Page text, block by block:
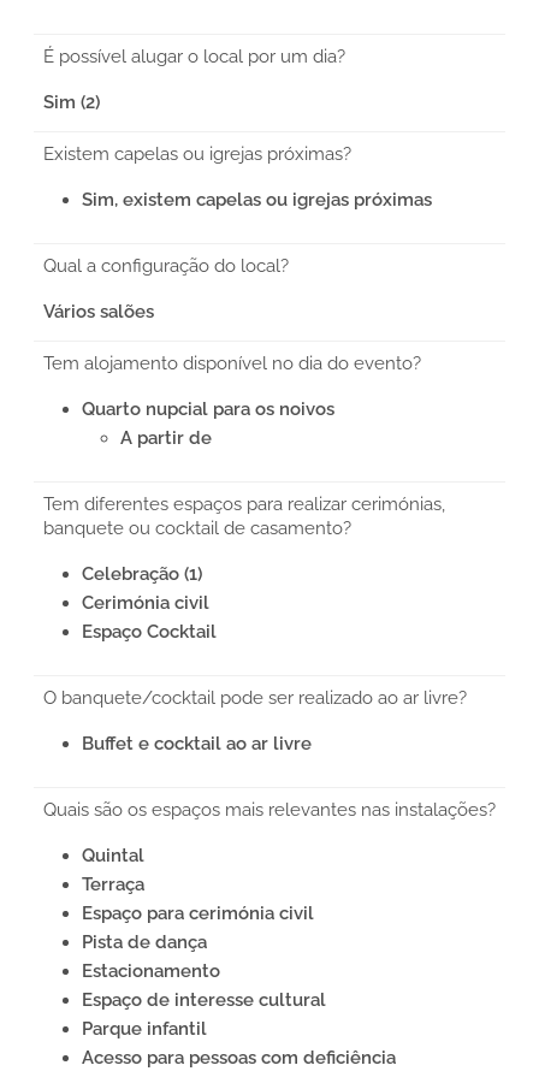
É possível alugar o local por um dia?
Sim (2)
Existem capelas ou igrejas próximas?
Sim, existem capelas ou igrejas próximas
Qual a configuração do local?
Vários salões
Tem alojamento disponível no dia do evento?
Quarto nupcial para os noivos
A partir de
Tem diferentes espaços para realizar cerimónias,
banquete ou cocktail de casamento?
Celebração (1)
Cerimónia civil
Espaço Cocktail
O banquete/cocktail pode ser realizado ao ar livre?
Buffet e cocktail ao ar livre
Quais são os espaços mais relevantes nas instalações?
Quintal
Terraça
Espaço para cerimónia civil
Pista de dança
Estacionamento
Espaço de interesse cultural
Parque infantil
Acesso para pessoas com deficiência